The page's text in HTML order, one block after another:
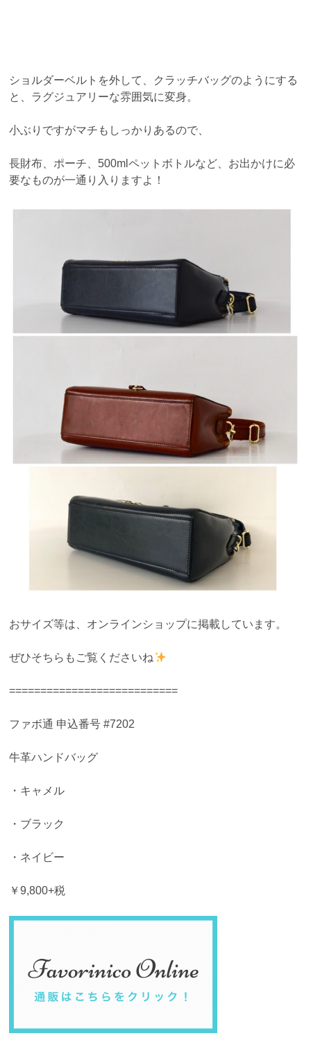
ショルダーベルトを外して、クラッチバッグのようにする
と、ラグジュアリーな雰囲気に変身。
小ぶりですがマチもしっかりあるので、
長財布、ポーチ、500mlペットボトルなど、お出かけに必
要なものが一通り入りますよ！
おサイズ等は、オンラインショップに掲載しています。
ぜひそちらもご覧くださいね
===========================
ファボ通 申込番号 #7202
牛革ハンドバッグ
・キャメル
・ブラック
・ネイビー
￥9,800+税